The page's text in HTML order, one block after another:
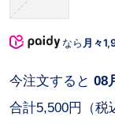
なら 月々
合計5,500円（税
今注文すると 08